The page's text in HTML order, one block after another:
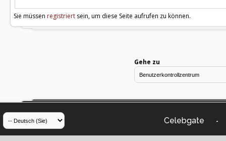
Sie müssen registriert sein, um diese Seite aufrufen zu können.
Gehe zu
Celebgate -